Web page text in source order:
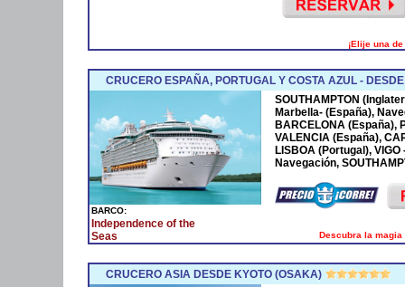
¡Elije una
CRUCERO ESPAÑA, PORTUGAL Y COSTA AZUL -
BARCO:
Independence of the
Seas
SOUTHAMPTON
Marbella- (España),
BARCELONA (España),
VALENCIA (España),
LISBOA (Portugal),
Navegación,
Descubra la
CRUCERO ASIA DESDE KYOTO (OSAKA)